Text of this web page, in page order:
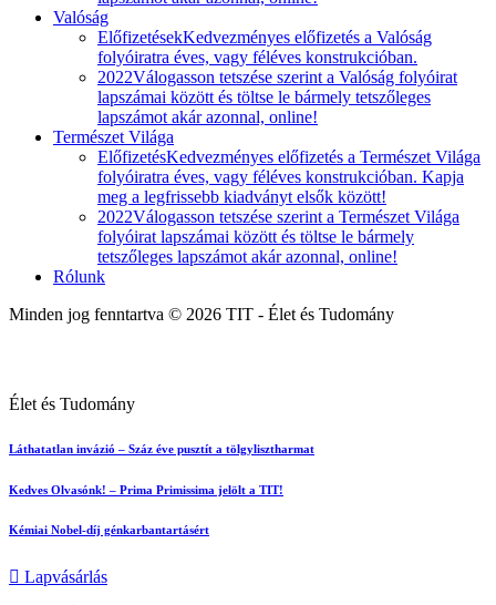
Valóság
ElőfizetésekKedvezményes előfizetés a Valóság
folyóiratra éves, vagy féléves konstrukcióban.
2022Válogasson tetszése szerint a Valóság folyóirat
lapszámai között és töltse le bármely tetszőleges
lapszámot akár azonnal, online!
Természet Világa
ElőfizetésKedvezményes előfizetés a Természet Világa
folyóiratra éves, vagy féléves konstrukcióban. Kapja
meg a legfrissebb kiadványt elsők között!
2022Válogasson tetszése szerint a Természet Világa
folyóirat lapszámai között és töltse le bármely
tetszőleges lapszámot akár azonnal, online!
Rólunk
Minden jog fenntartva © 2026 TIT - Élet és Tudomány
Élet és Tudomány
Láthatatlan invázió – Száz éve pusztít a tölgylisztharmat
Kedves Olvasónk! – Prima Primissima jelölt a TIT!
Kémiai Nobel-díj génkarbantartásért
Lapvásárlás